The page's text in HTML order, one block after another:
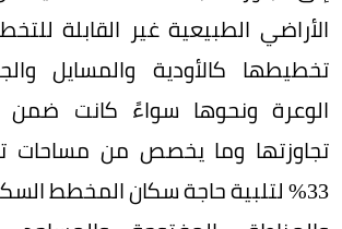
الأراضي الطبيعية غير القابلة
تخطيطها كالأودية والمسايل
تجاوزتها وما يخصص من مساحات
33% لتلبية حاجة سكان المخطط